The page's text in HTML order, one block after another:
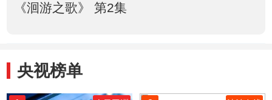
《洄游之歌》 第2集
央视榜单